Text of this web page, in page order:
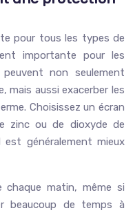
pour tous les types de
importante pour les
non seulement
mais aussi exacerber les
Choisissez un écran
zinc ou de dioxyde de
généralement mieux
chaque matin, même si
beaucoup de temps à